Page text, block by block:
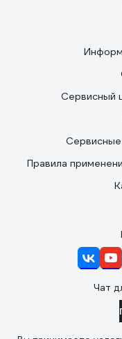
Сервисный
Правила
Чат